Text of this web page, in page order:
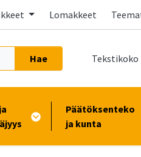
Lomakkeet
Hae Tekstikoko
Päätöksenteko
ja kunta